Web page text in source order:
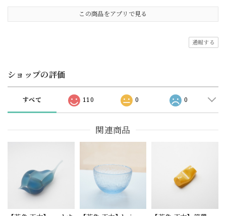
この商品をアプリで見る
通報する
ショップの評価
すべて 110 0 0
関連商品